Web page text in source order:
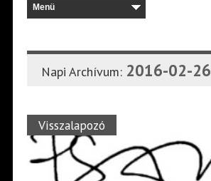
Napi Archívum: 2016-02-26
Visszalapozó